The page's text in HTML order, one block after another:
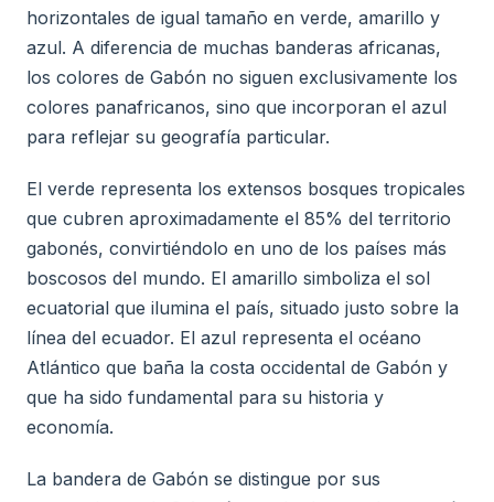
horizontales de igual tamaño en verde, amarillo y
azul. A diferencia de muchas banderas africanas,
los colores de Gabón no siguen exclusivamente los
colores panafricanos, sino que incorporan el azul
para reflejar su geografía particular.
El verde representa los extensos bosques tropicales
que cubren aproximadamente el 85% del territorio
gabonés, convirtiéndolo en uno de los países más
boscosos del mundo. El amarillo simboliza el sol
ecuatorial que ilumina el país, situado justo sobre la
línea del ecuador. El azul representa el océano
Atlántico que baña la costa occidental de Gabón y
que ha sido fundamental para su historia y
economía.
La bandera de Gabón se distingue por sus